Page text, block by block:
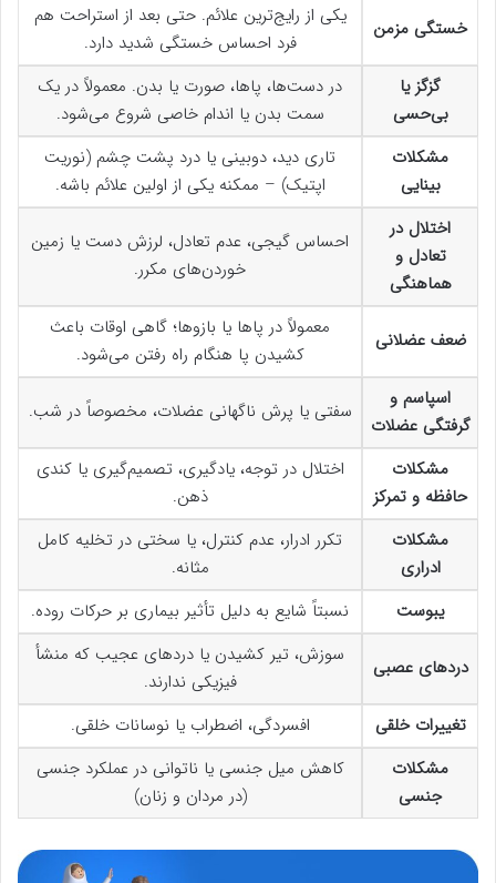
خستگی مزمن
یکی از رایج‌ترین علائم. حتی بعد از استراحت هم
فرد احساس خستگی شدید دارد.
گزگز یا
بی‌حسی
در دست‌ها، پاها، صورت یا بدن. معمولاً در یک
سمت بدن یا اندام خاصی شروع می‌شود.
مشکلات
بینایی
تاری دید، دوبینی یا درد پشت چشم (نوریت
اپتیک) – ممکنه یکی از اولین علائم باشه.
اختلال در
تعادل و
هماهنگی
احساس گیجی، عدم تعادل، لرزش دست یا زمین
خوردن‌های مکرر.
ضعف عضلانی
معمولاً در پاها یا بازوها؛ گاهی اوقات باعث
کشیدن پا هنگام راه رفتن می‌شود.
اسپاسم و
گرفتگی عضلات
سفتی یا پرش ناگهانی عضلات، مخصوصاً در شب.
مشکلات
حافظه و تمرکز
اختلال در توجه، یادگیری، تصمیم‌گیری یا کندی
ذهن.
مشکلات
ادراری
تکرر ادرار، عدم کنترل، یا سختی در تخلیه کامل
مثانه.
یبوست
نسبتاً شایع به دلیل تأثیر بیماری بر حرکات روده.
دردهای عصبی
سوزش، تیر کشیدن یا دردهای عجیب که منشأ
فیزیکی ندارند.
تغییرات خلقی
افسردگی، اضطراب یا نوسانات خلقی.
مشکلات
جنسی
کاهش میل جنسی یا ناتوانی در عملکرد جنسی
(در مردان و زنان)